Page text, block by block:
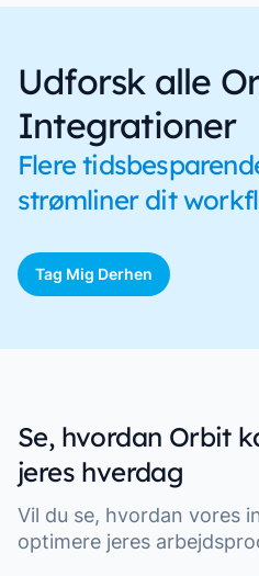
Udforsk alle
Integrationer
Flere
strømliner dit
Tag Mig Derhen
Se, hvordan Orbit
jeres hverdag
Vil du se, hvordan vores
optimere jeres